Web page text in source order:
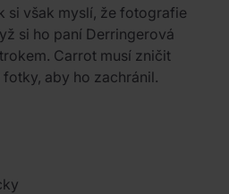
si však myslí, že fotografie
si ho paní Derringerová
Carrot musí zničit
aby ho zachránil.